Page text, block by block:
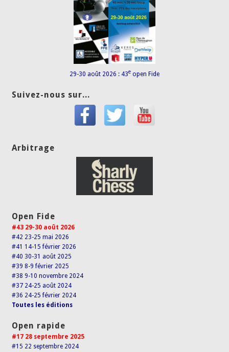
29-30 août 2026 : 43e open Fide
Suivez-nous sur...
Arbitrage
Open Fide
#43 29-30 août 2026
#42 23-25 mai 2026
#41 14-15 février 2026
#40 30-31 août 2025
#39 8-9 février 2025
#38 9-10 novembre 2024
#37 24-25 août 2024
#36 24-25 février 2024
Toutes les éditions
Open rapide
#17 28 septembre 2025
#15 22 septembre 2024